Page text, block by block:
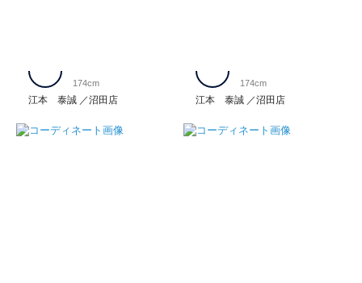
江本 泰誠 沼田店
174cm
江本 泰誠 沼田店
174cm